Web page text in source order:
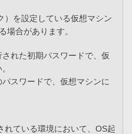
）を設定している仮想マシン
場合があります。
れた初期パスワードで、仮
スワードで、仮想マシンに
れている環境において、OS起